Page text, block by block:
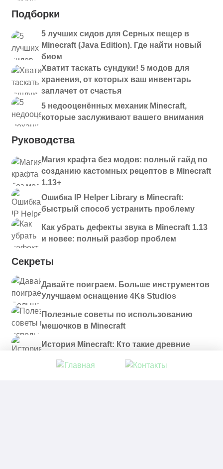
Подборки
5 лучших сидов для Серных пещер в
Minecraft (Java Edition). Где найти новый
биом
Хватит таскать сундуки! 5 модов для
хранения, от которых ваш инвентарь
заплачет от счастья
5 недооценённых механик Minecraft,
которые заслуживают вашего внимания
Руководства
Магия крафта без модов: полный гайд по
созданию кастомных рецептов в Minecraft
1.13+
Ошибка IP Helper Library в Minecraft:
быстрый способ устранить проблему
Как убрать дефекты звука в Minecraft 1.13
и новее: полный разбор проблем
Секреты
Давайте поиграем. Больше инструментов
Улучшаем оснащение 4Ks Studios
Полезные советы по использованию
мешочков в Minecraft
История Minecraft: Кто такие древние